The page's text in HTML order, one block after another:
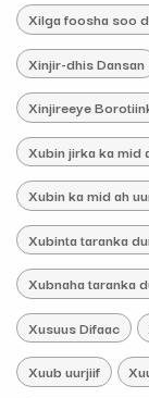
Xilga foosha soo
Xinjir-dhis Dansan
Xinjireeye
Xubin jirka ka mid
Xubin ka mid ah
Xubinta taranka
Xubnaha taranka
Xusuus Difaac
Xuub uurjiif